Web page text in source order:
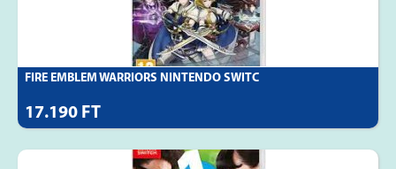
FIRE EMBLEM WARRIORS NINTENDO SWITC
17.190 FT